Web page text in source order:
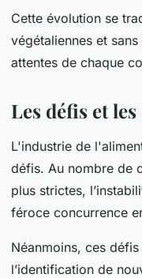
Cette évolution se
végétaliennes et
attentes de chaque
Les défis et
L'industrie de
défis. Au nombre de
plus strictes,
féroce concurrence
Néanmoins, ces
l’identification de